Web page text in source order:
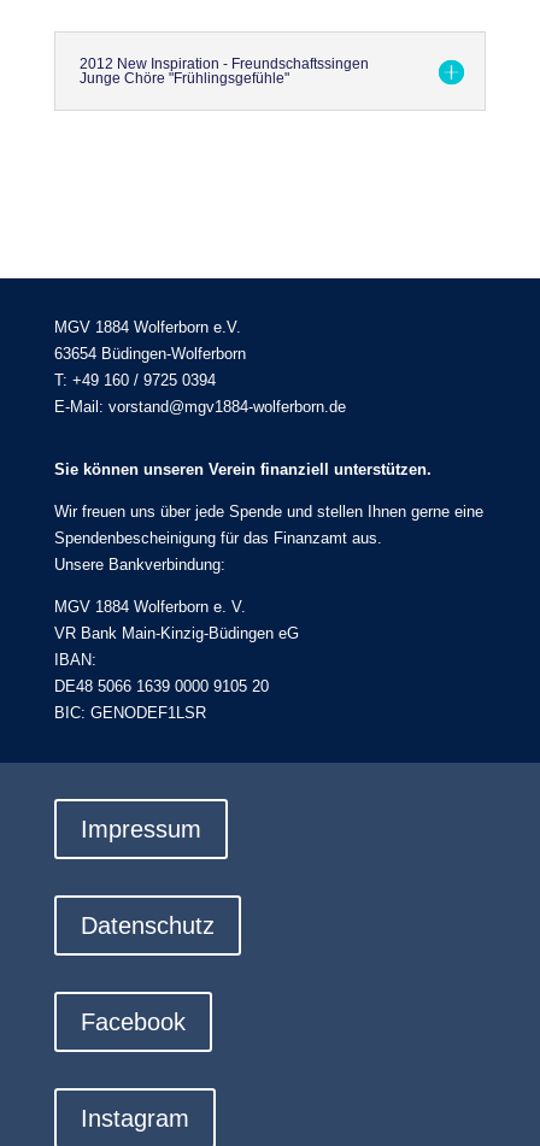
2012 New Inspiration - Freundschaftssingen
Junge Chöre "Frühlingsgefühle"
MGV 1884 Wolferborn e.V.
63654 Büdingen-Wolferborn
T: +49 160 / 9725 0394
E-Mail: vorstand@mgv1884-wolferborn.de
Sie können unseren Verein finanziell unterstützen.
Wir freuen uns über jede Spende und stellen Ihnen gerne eine
Spendenbescheinigung für das Finanzamt aus.
Unsere Bankverbindung:
MGV 1884 Wolferborn e. V.
VR Bank Main-Kinzig-Büdingen eG
IBAN:
DE48 5066 1639 0000 9105 20
BIC: GENODEF1LSR
Impressum
Datenschutz
Facebook
Instagram